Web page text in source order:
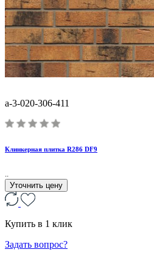
a-3-020-306-411
Клинкерная плитка R286 DF9
..
Уточнить цену
Купить в 1 клик
Задать вопрос?